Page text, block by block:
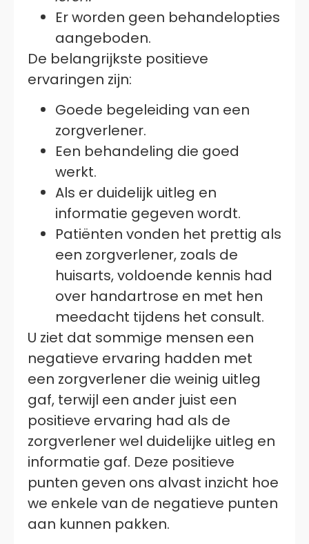
Er worden geen behandelopties
aangeboden.
De belangrijkste positieve
ervaringen zijn:
Goede begeleiding van een
zorgverlener.
Een behandeling die goed
werkt.
Als er duidelijk uitleg en
informatie gegeven wordt.
Patiënten vonden het prettig als
een zorgverlener, zoals de
huisarts, voldoende kennis had
over handartrose en met hen
meedacht tijdens het consult.
U ziet dat sommige mensen een
negatieve ervaring hadden met
een zorgverlener die weinig uitleg
gaf, terwijl een ander juist een
positieve ervaring had als de
zorgverlener wel duidelijke uitleg en
informatie gaf. Deze positieve
punten geven ons alvast inzicht hoe
we enkele van de negatieve punten
aan kunnen pakken.